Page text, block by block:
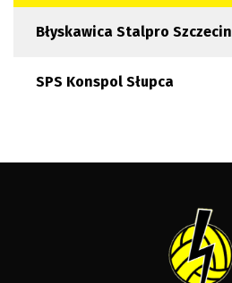
Błyskawica Stalpro Szczecin
SPS Konspol Słupca